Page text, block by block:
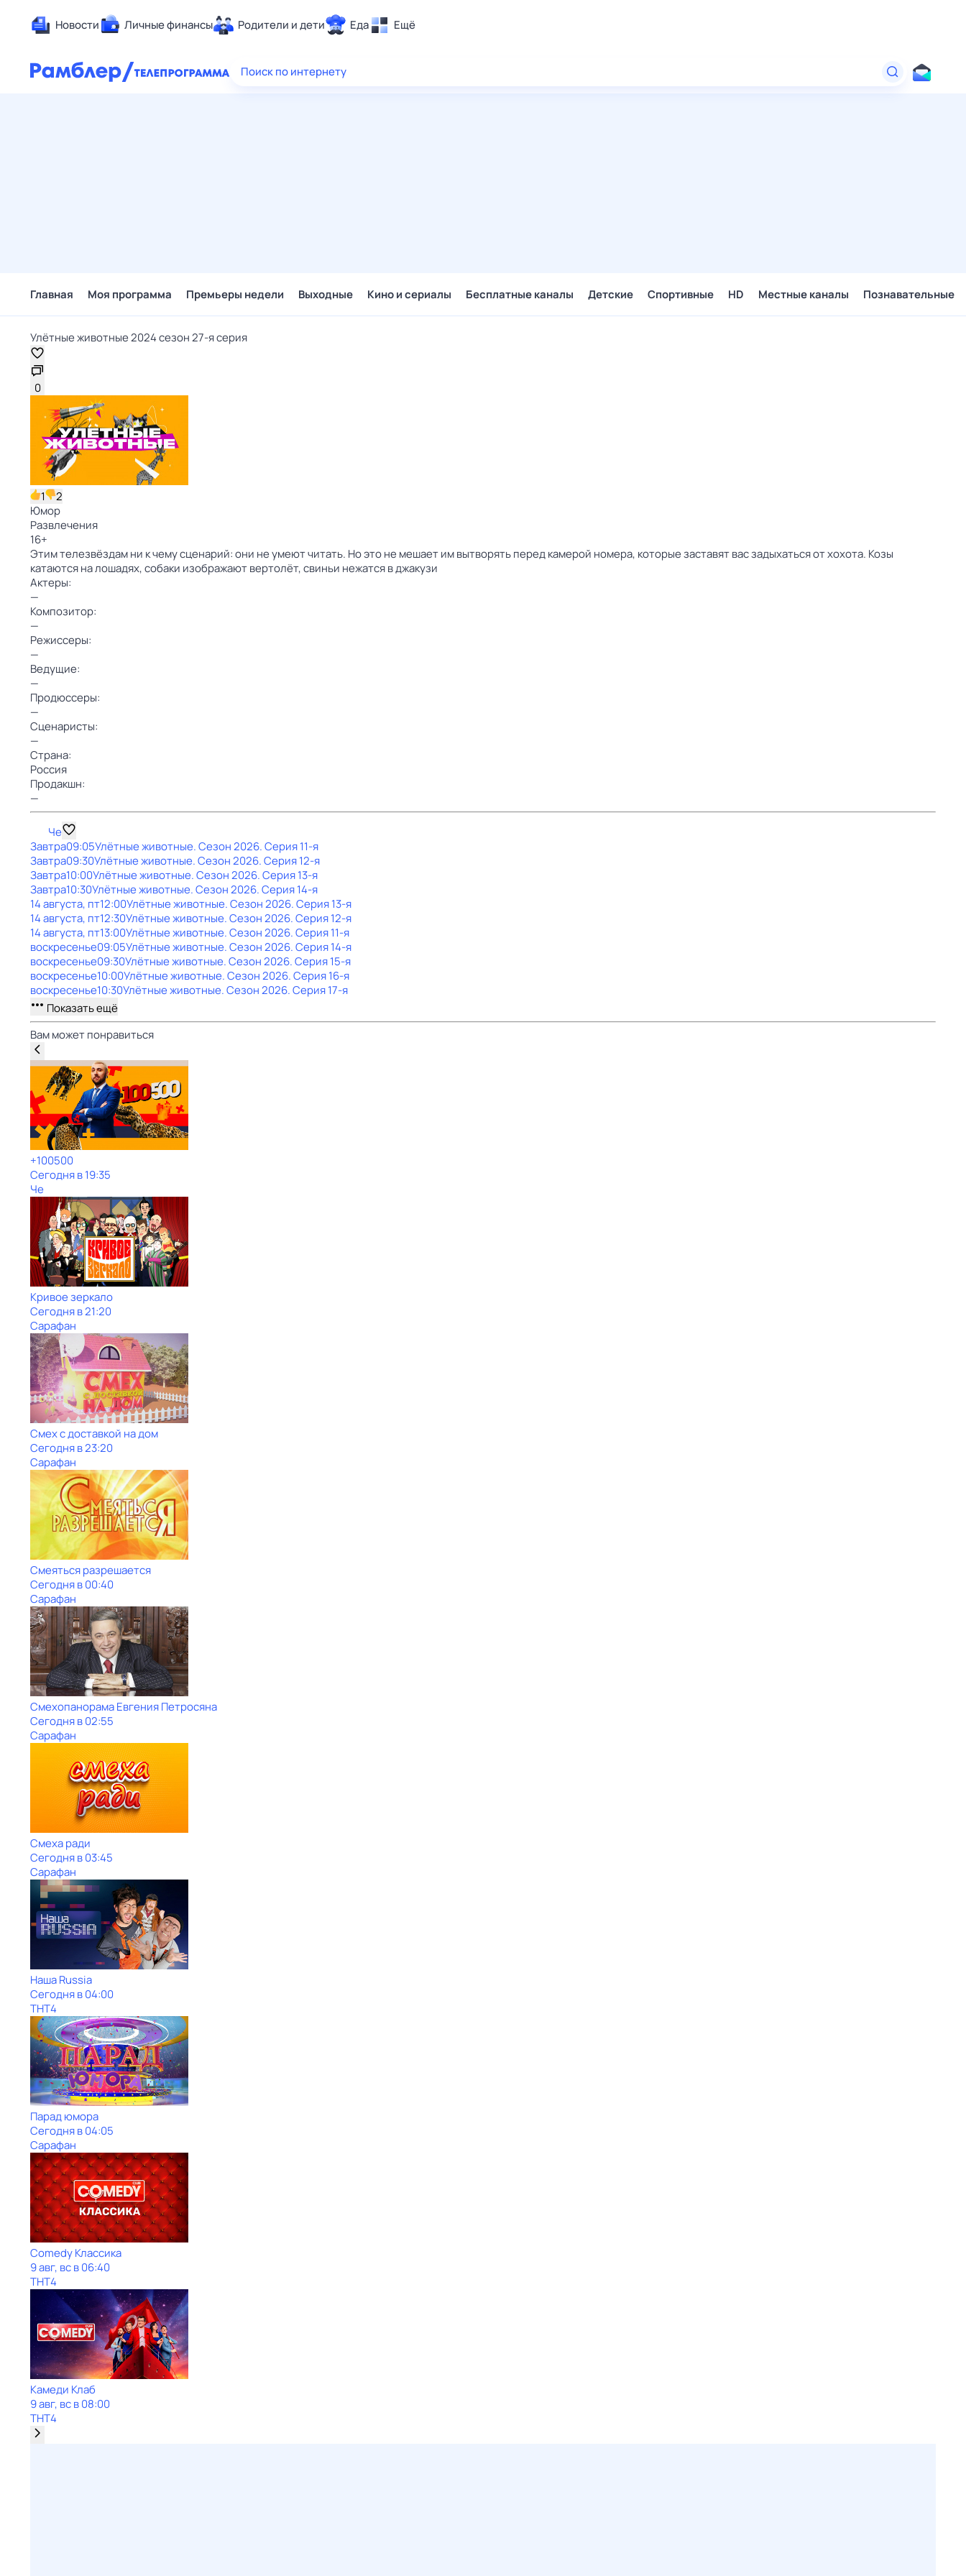
Новости Личные финансы Родители и дети Еда Ещё
Здоровье
Поиск по интернету
Главная Моя программа Премьеры недели Выходные Кино и сериалы Бесплатные каналы Детские Спортивные HD Местные каналы Познавательные
Улётные животные 2024 сезон 27-я серия
0
1
2
Юмор
Развлечения
16+
Этим телезвёздам ни к чему сценарий: они не умеют читать. Но это не мешает им вытворять перед камерой номера, которые заставят вас задыхаться от хохота. Козы
катаются на лошадях, собаки изображают вертолёт, свиньи нежатся в джакузи
Актеры:
—
Композитор:
—
Режиссеры:
—
Ведущие:
—
Продюссеры:
—
Сценаристы:
—
Страна:
Россия
Продакшн:
—
Че
Завтра09:05Улётные животные. Сезон 2026. Серия 11-я
Завтра09:30Улётные животные. Сезон 2026. Серия 12-я
Завтра10:00Улётные животные. Сезон 2026. Серия 13-я
Завтра10:30Улётные животные. Сезон 2026. Серия 14-я
14 августа, пт12:00Улётные животные. Сезон 2026. Серия 13-я
14 августа, пт12:30Улётные животные. Сезон 2026. Серия 12-я
14 августа, пт13:00Улётные животные. Сезон 2026. Серия 11-я
воскресенье09:05Улётные животные. Сезон 2026. Серия 14-я
воскресенье09:30Улётные животные. Сезон 2026. Серия 15-я
воскресенье10:00Улётные животные. Сезон 2026. Серия 16-я
воскресенье10:30Улётные животные. Сезон 2026. Серия 17-я
Показать ещё
Вам может понравиться
+100500
Сегодня в 19:35
Че
Кривое зеркало
Сегодня в 21:20
Сарафан
Смех с доставкой на дом
Сегодня в 23:20
Сарафан
Смеяться разрешается
Сегодня в 00:40
Сарафан
Смехопанорама Евгения Петросяна
Сегодня в 02:55
Сарафан
Смеха ради
Сегодня в 03:45
Сарафан
Наша Russia
Сегодня в 04:00
ТНТ4
Парад юмора
Сегодня в 04:05
Сарафан
Comedy Классика
9 авг, вс в 06:40
ТНТ4
Камеди Клаб
9 авг, вс в 08:00
ТНТ4